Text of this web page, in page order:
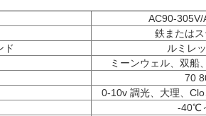
AC90-
鉄または
ド
ルミレ
ミーンウェル、双船
70
0-10v 調光、大理、
-40℃